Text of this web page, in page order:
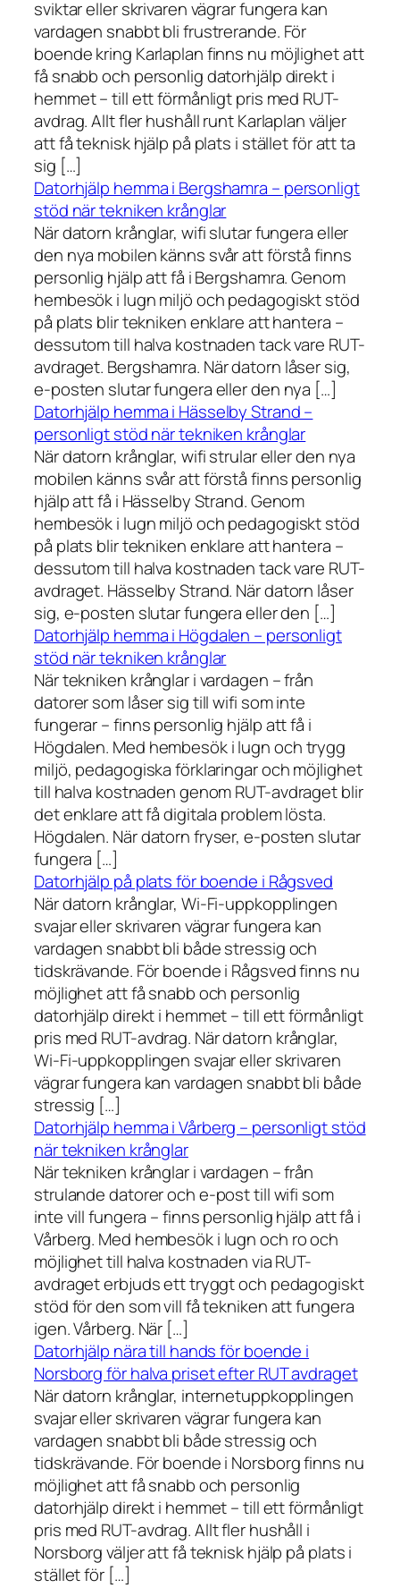
sviktar eller skrivaren vägrar fungera kan
vardagen snabbt bli frustrerande. För
boende kring Karlaplan finns nu möjlighet att
få snabb och personlig datorhjälp direkt i
hemmet – till ett förmånligt pris med RUT-
avdrag. Allt fler hushåll runt Karlaplan väljer
att få teknisk hjälp på plats i stället för att ta
sig […]
Datorhjälp hemma i Bergshamra – personligt
stöd när tekniken krånglar
När datorn krånglar, wifi slutar fungera eller
den nya mobilen känns svår att förstå finns
personlig hjälp att få i Bergshamra. Genom
hembesök i lugn miljö och pedagogiskt stöd
på plats blir tekniken enklare att hantera –
dessutom till halva kostnaden tack vare RUT-
avdraget. Bergshamra. När datorn låser sig,
e-posten slutar fungera eller den nya […]
Datorhjälp hemma i Hässelby Strand –
personligt stöd när tekniken krånglar
När datorn krånglar, wifi strular eller den nya
mobilen känns svår att förstå finns personlig
hjälp att få i Hässelby Strand. Genom
hembesök i lugn miljö och pedagogiskt stöd
på plats blir tekniken enklare att hantera –
dessutom till halva kostnaden tack vare RUT-
avdraget. Hässelby Strand. När datorn låser
sig, e-posten slutar fungera eller den […]
Datorhjälp hemma i Högdalen – personligt
stöd när tekniken krånglar
När tekniken krånglar i vardagen – från
datorer som låser sig till wifi som inte
fungerar – finns personlig hjälp att få i
Högdalen. Med hembesök i lugn och trygg
miljö, pedagogiska förklaringar och möjlighet
till halva kostnaden genom RUT-avdraget blir
det enklare att få digitala problem lösta.
Högdalen. När datorn fryser, e-posten slutar
fungera […]
Datorhjälp på plats för boende i Rågsved
När datorn krånglar, Wi-Fi-uppkopplingen
svajar eller skrivaren vägrar fungera kan
vardagen snabbt bli både stressig och
tidskrävande. För boende i Rågsved finns nu
möjlighet att få snabb och personlig
datorhjälp direkt i hemmet – till ett förmånligt
pris med RUT-avdrag. När datorn krånglar,
Wi-Fi-uppkopplingen svajar eller skrivaren
vägrar fungera kan vardagen snabbt bli både
stressig […]
Datorhjälp hemma i Vårberg – personligt stöd
när tekniken krånglar
När tekniken krånglar i vardagen – från
strulande datorer och e-post till wifi som
inte vill fungera – finns personlig hjälp att få i
Vårberg. Med hembesök i lugn och ro och
möjlighet till halva kostnaden via RUT-
avdraget erbjuds ett tryggt och pedagogiskt
stöd för den som vill få tekniken att fungera
igen. Vårberg. När […]
Datorhjälp nära till hands för boende i
Norsborg för halva priset efter RUT avdraget
När datorn krånglar, internetuppkopplingen
svajar eller skrivaren vägrar fungera kan
vardagen snabbt bli både stressig och
tidskrävande. För boende i Norsborg finns nu
möjlighet att få snabb och personlig
datorhjälp direkt i hemmet – till ett förmånligt
pris med RUT-avdrag. Allt fler hushåll i
Norsborg väljer att få teknisk hjälp på plats i
stället för […]